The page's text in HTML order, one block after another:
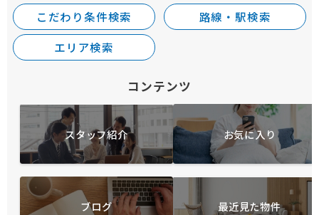
こだわり条件検索
路線・駅検索
エリア検索
コンテンツ
スタッフ紹介 お気に入り
ブログ 最近見た物件